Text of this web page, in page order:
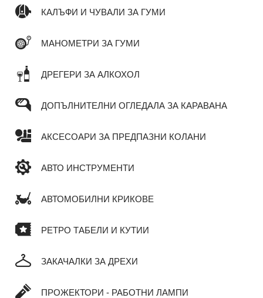
КАЛЪФИ И ЧУВАЛИ ЗА ГУМИ
МАНОМЕТРИ ЗА ГУМИ
ДРЕГЕРИ ЗА АЛКОХОЛ
ДОПЪЛНИТЕЛНИ ОГЛЕДАЛА ЗА КАРАВАНА
АКСЕСОАРИ ЗА ПРЕДПАЗНИ КОЛАНИ
АВТО ИНСТРУМЕНТИ
АВТОМОБИЛНИ КРИКОВЕ
РЕТРО ТАБЕЛИ И КУТИИ
ЗАКАЧАЛКИ ЗА ДРЕХИ
ПРОЖЕКТОРИ - РАБОТНИ ЛАМПИ